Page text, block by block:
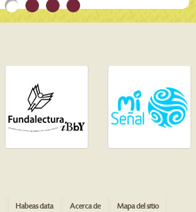
Habeas data Acerca de Mapa del sitio